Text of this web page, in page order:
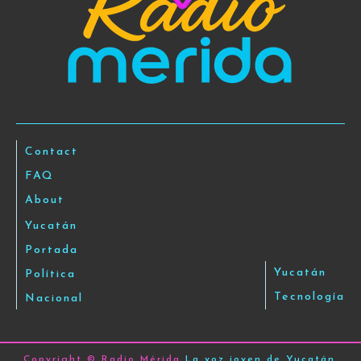
Yucatán
Portada
Política
Nacional
Yucatán
Tecnología
Contact
FAQ
About